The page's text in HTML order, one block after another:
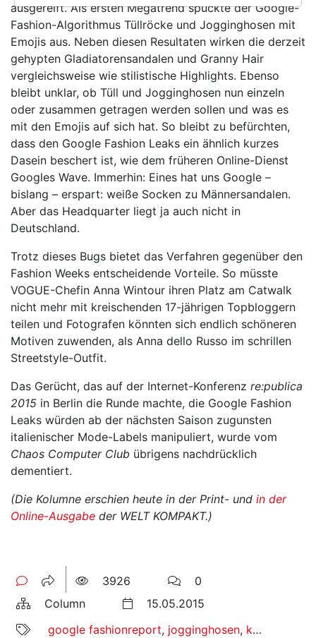
ausgereift. Als ersten Megatrend spuckte der Google-
Fashion-Algorithmus Tüllröcke und Jogginghosen mit
Emojis aus. Neben diesen Resultaten wirken die derzeit
gehypten Gladiatorensandalen und Granny Hair
vergleichsweise wie stilistische Highlights. Ebenso
bleibt unklar, ob Tüll und Jogginghosen nun einzeln
oder zusammen getragen werden sollen und was es
mit den Emojis auf sich hat. So bleibt zu befürchten,
dass den Google Fashion Leaks ein ähnlich kurzes
Dasein beschert ist, wie dem früheren Online-Dienst
Googles Wave. Immerhin: Eines hat uns Google –
bislang – erspart: weiße Socken zu Männersandalen.
Aber das Headquarter liegt ja auch nicht in
Deutschland.
Trotz dieses Bugs bietet das Verfahren gegenüber den
Fashion Weeks entscheidende Vorteile. So müsste
VOGUE-Chefin Anna Wintour ihren Platz am Catwalk
nicht mehr mit kreischenden 17-jährigen Topbloggern
teilen und Fotografen könnten sich endlich schöneren
Motiven zuwenden, als Anna dello Russo im schrillen
Streetstyle-Outfit.
Das Gerücht, das auf der Internet-Konferenz re:publica
2015 in Berlin die Runde machte, die Google Fashion
Leaks würden ab der nächsten Saison zugunsten
italienischer Mode-Labels manipuliert, wurde vom
Chaos Computer Club übrigens nachdrücklich
dementiert.
(Die Kolumne erschien heute in der Print- und in der
Online-Ausgabe der WELT KOMPAKT.)
3926
0
Column
15.05.2015
google fashionreport, jogginghosen, kolumne